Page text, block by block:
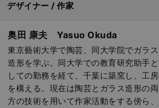
デザイナー / 作家
奥田 康夫 Yasuo Okuda
東京藝術大学で陶芸、同大学院でガラス
造形を学ぶ。同大学での教育研究助手と
しての勤務を経て、千葉に築窯し、工房
を構える。現在は陶芸とガラス造形の両
方の技術を用いて作家活動をする傍ら、